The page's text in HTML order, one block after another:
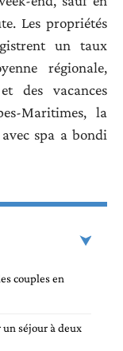
Les propriétés
un taux
régionale,
des vacances
Maritimes, la
spa a bondi
couples en
séjour à deux